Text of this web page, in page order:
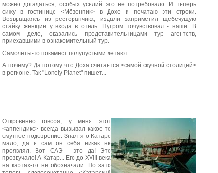
можно догадаться, особых усилий это не потребовало. И теперь
сижу в гостинице <Мёвенпик> в Дохе и печатаю эти строки.
Возвращаясь из ресторанчика, издали заприметил щебечущую
стайку женщин у входа в отель. Нутром почувствовал - наши. В
самом деле, оказались представительницами тур агентств,
приехавшими в ознакомительный тур.
Самолёты-то покамест полупустыми летают.
А почему? Да потому что Доха считается <самой скучной столицей>
в регионе. Так "Lonely Рlanet" пишет...
Откровенно говоря, у меня этот
<аппендикс> всегда вызывал какое-то
смутное подозрение. Знал я о Катаре
мало, да и сам он себя никак не
проявлял. Вот ОАЭ - это да! Это
прозвучало! А Катар... Его до XVIII века
на картах-то не обозначали. Но зато